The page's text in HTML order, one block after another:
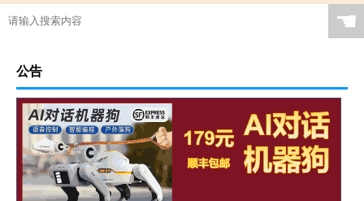
☚
公告